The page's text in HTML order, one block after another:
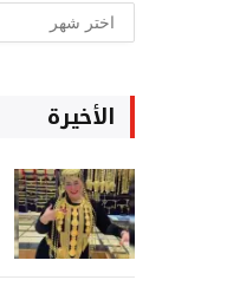
ارشيف
غربة
الأخيرة